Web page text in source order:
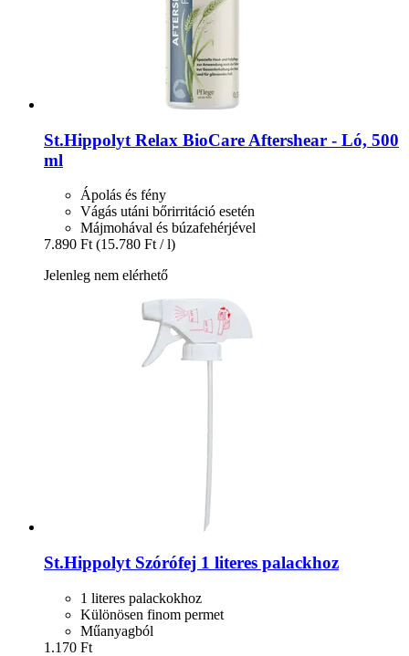
St.Hippolyt Relax BioCare Aftershear -​ Ló, 500
ml
Ápolás és fény
Vágás utáni bőrirritáció esetén
Májmohával és búzafehérjével
7.890 Ft (15.780 Ft / l)
Jelenleg nem elérhető
St.Hippolyt Szórófej 1 literes palackhoz
1 literes palackokhoz
Különösen finom permet
Műanyagból
1.170 Ft